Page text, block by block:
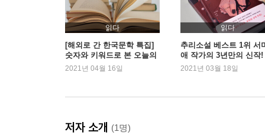
읽다
[해외로 간 한국문학 특집]
숫자와 키워드로 본 오늘의
K-LIT
2021년 04월 16일
읽다
추리소설 베스트 1위 서
애 작가의 3년만의 신작!
2021년 03월 18일
저자 소개 (1명)